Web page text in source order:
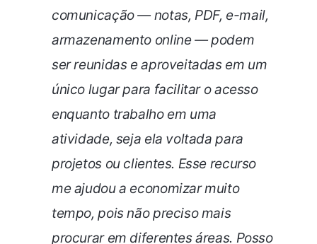
comunicação — notas, PDF, e-mail,
armazenamento online — podem
ser reunidas e aproveitadas em um
único lugar para facilitar o acesso
enquanto trabalho em uma
atividade, seja ela voltada para
projetos ou clientes. Esse recurso
me ajudou a economizar muito
tempo, pois não preciso mais
procurar em diferentes áreas. Posso